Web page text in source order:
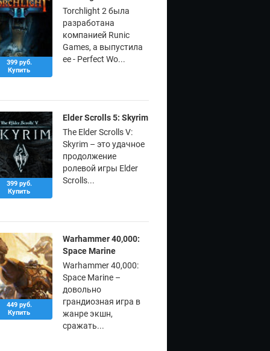
399 руб.
Купить
Torchlight 2 была
разработана
компанией Runic
Games, а выпустила
ее - Perfect Wo...
399 руб.
Купить
Elder Scrolls 5: Skyrim
The Elder Scrolls V:
Skyrim – это удачное
продолжение
ролевой игры Elder
Scrolls...
449 руб.
Купить
Warhammer 40,000:
Space Marine
Warhammer 40,000:
Space Marine –
довольно
грандиозная игра в
жанре экшн,
сражать...